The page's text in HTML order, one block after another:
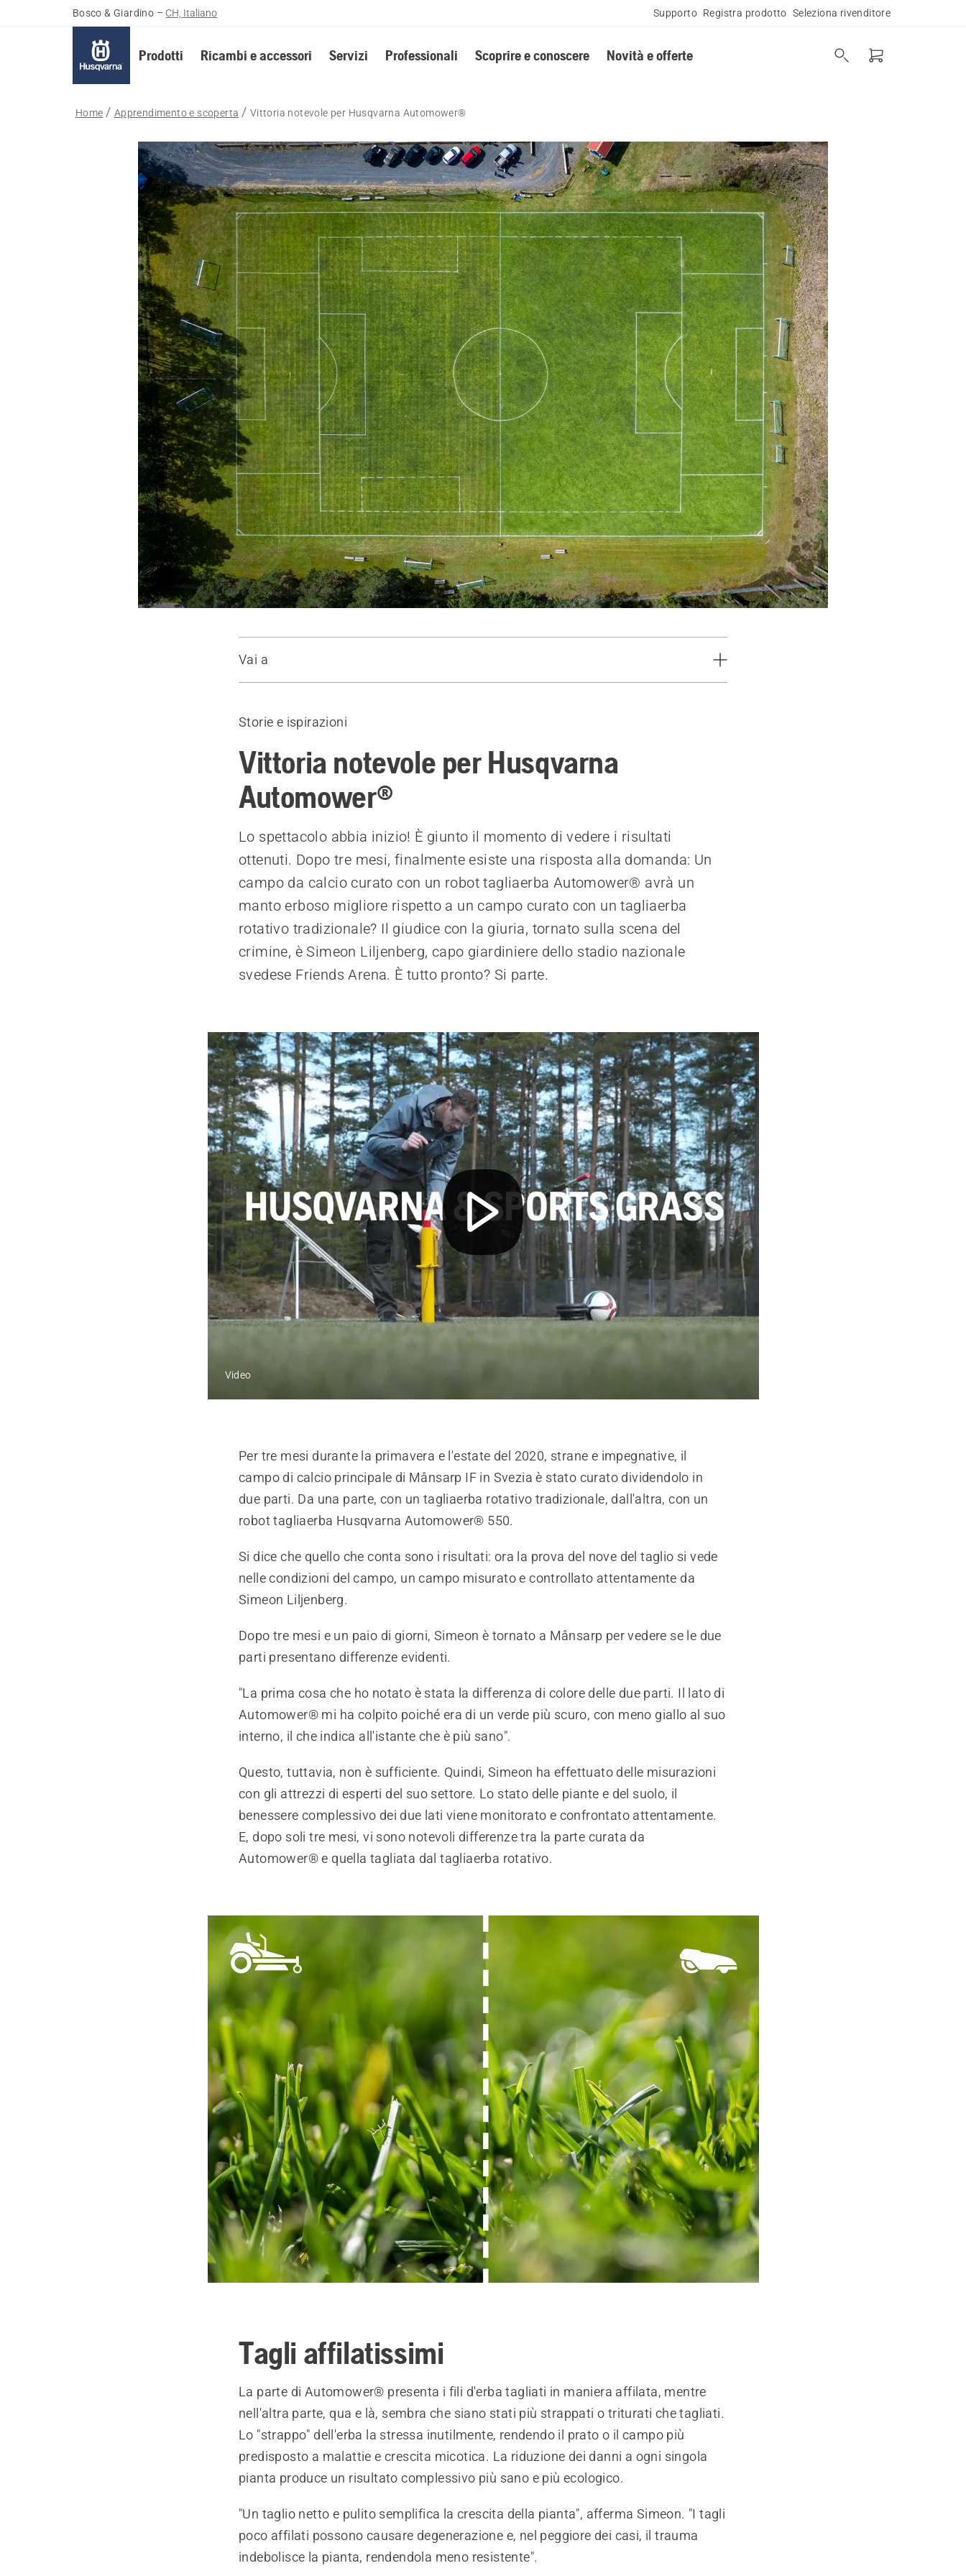
Bosco & Giardino – CH, Italiano Supporto Registra prodotto Seleziona rivenditore
Prodotti Ricambi e accessori Servizi Professionali Scoprire e conoscere Novità e offerte
Home Apprendimento e scoperta Vittoria notevole per Husqvarna Automower®
Vai a
Introduzione
La profondità delle radici
Le condizioni del terreno
Migliori condizioni sportive
Prodotti
Storie e ispirazioni
Vittoria notevole per Husqvarna
Automower®
Lo spettacolo abbia inizio! È giunto il momento di vedere i risultati
ottenuti. Dopo tre mesi, finalmente esiste una risposta alla domanda: Un
campo da calcio curato con un robot tagliaerba Automower® avrà un
manto erboso migliore rispetto a un campo curato con un tagliaerba
rotativo tradizionale? Il giudice con la giuria, tornato sulla scena del
crimine, è Simeon Liljenberg, capo giardiniere dello stadio nazionale
svedese Friends Arena. È tutto pronto? Si parte.
Video
Per tre mesi durante la primavera e l'estate del 2020, strane e impegnative, il
campo di calcio principale di Månsarp IF in Svezia è stato curato dividendolo in
due parti. Da una parte, con un tagliaerba rotativo tradizionale, dall'altra, con un
robot tagliaerba Husqvarna Automower® 550.
Si dice che quello che conta sono i risultati: ora la prova del nove del taglio si vede
nelle condizioni del campo, un campo misurato e controllato attentamente da
Simeon Liljenberg.
Dopo tre mesi e un paio di giorni, Simeon è tornato a Månsarp per vedere se le due
parti presentano differenze evidenti.
"La prima cosa che ho notato è stata la differenza di colore delle due parti. Il lato di
Automower® mi ha colpito poiché era di un verde più scuro, con meno giallo al suo
interno, il che indica all'istante che è più sano".
Questo, tuttavia, non è sufficiente. Quindi, Simeon ha effettuato delle misurazioni
con gli attrezzi di esperti del suo settore. Lo stato delle piante e del suolo, il
benessere complessivo dei due lati viene monitorato e confrontato attentamente.
E, dopo soli tre mesi, vi sono notevoli differenze tra la parte curata da
Automower® e quella tagliata dal tagliaerba rotativo.
Tagli affilatissimi
La parte di Automower® presenta i fili d'erba tagliati in maniera affilata, mentre
nell'altra parte, qua e là, sembra che siano stati più strappati o triturati che tagliati.
Lo "strappo" dell'erba la stressa inutilmente, rendendo il prato o il campo più
predisposto a malattie e crescita micotica. La riduzione dei danni a ogni singola
pianta produce un risultato complessivo più sano e più ecologico.
"Un taglio netto e pulito semplifica la crescita della pianta", afferma Simeon. "I tagli
poco affilati possono causare degenerazione e, nel peggiore dei casi, il trauma
indebolisce la pianta, rendendola meno resistente".